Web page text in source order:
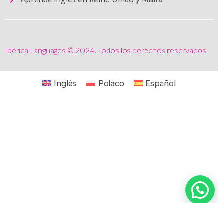
Ibérica Languages © 2024. Todos los derechos reservados
Inglés Polaco Español